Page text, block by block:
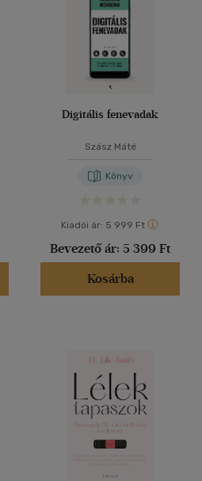
Digitális fenevadak
Szász Máté
Könyv
Kiadói ár: 5 999 Ft
Bevezető ár: 5 399 Ft
Kosárba